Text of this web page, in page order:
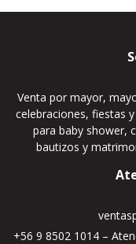
Venta por mayor,
celebraciones, fiestas
para baby shower,
bautizos y
+56 9 8502 1014 –